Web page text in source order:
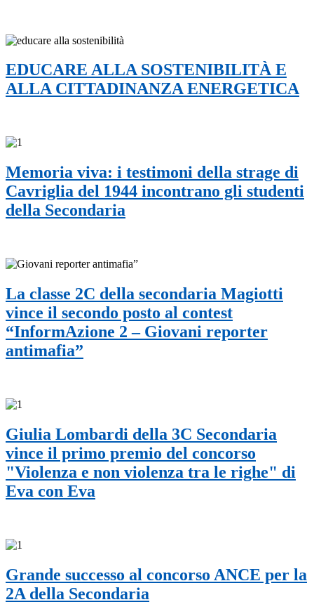
EDUCARE ALLA SOSTENIBILITÀ E
ALLA CITTADINANZA ENERGETICA
Memoria viva: i testimoni della strage di
Cavriglia del 1944 incontrano gli studenti
della Secondaria
La classe 2C della secondaria Magiotti
vince il secondo posto al contest
“InformAzione 2 – Giovani reporter
antimafia”
Giulia Lombardi della 3C Secondaria
vince il primo premio del concorso
"Violenza e non violenza tra le righe" di
Eva con Eva
Grande successo al concorso ANCE per la
2A della Secondaria